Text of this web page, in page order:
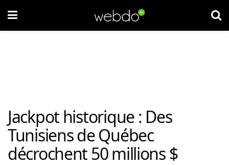
Jackpot historique : Des
Tunisiens de Québec
décrochent 50 millions $